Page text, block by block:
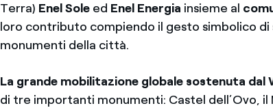
Terra) Enel Sole ed Enel Energia insieme al
loro contributo compiendo il gesto simbolico
monumenti della città.
La grande mobilitazione globale sostenuta dal
di tre importanti monumenti: Castel dell’Ovo, il